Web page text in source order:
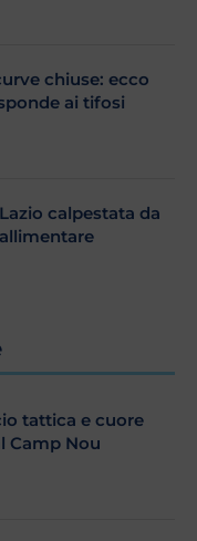
chiuse: ecco
ai tifosi
calpestata da
tattica e cuore
Camp Nou